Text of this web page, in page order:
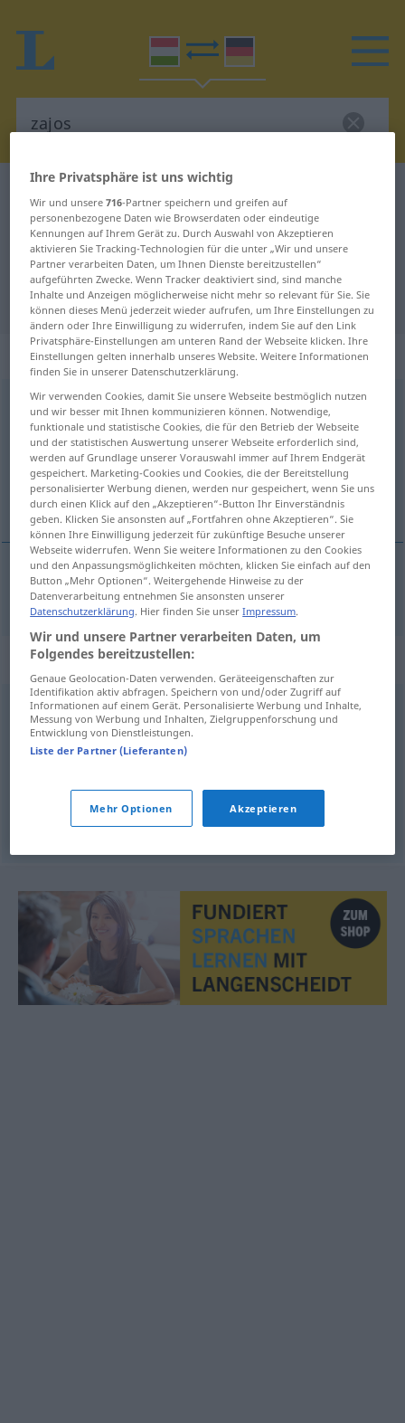
Ungarisch-Deutsch Übersetzung
für "zajos"
"zajos" Deutsch Übersetzung
„zajos“
zajos
Übersicht aller Übersetzungen
(Für mehr Details die Übersetzung anklicken/antippen)
lärmend, geräuschvoll
lärmend,geräuschvoll zajos
Synonyme für "zajos"
lármás,hangos
szorgalmas,tevékeny,virgonc
Ihre Privatsphäre ist uns wichtig
Wir und unsere716-Partner speichern und greifen auf
personenbezogene Daten wie Browserdaten oder eindeutige
Kennungen auf Ihrem Gerät zu. Durch Auswahl von Akzeptieren
aktivieren Sie Tracking-Technologien für die unter „Wir und unsere
Partner verarbeiten Daten, um Ihnen Dienste bereitzustellen“
aufgeführten Zwecke. Wenn Tracker deaktiviert sind, sind manche
Inhalte und Anzeigen möglicherweise nicht mehr so relevant für Sie. Sie
können dieses Menü jederzeit wieder aufrufen, um Ihre Einstellungen zu
ändern oder Ihre Einwilligung zu widerrufen, indem Sie auf den Link
Privatsphäre-Einstellungen am unteren Rand der Webseite klicken. Ihre
Einstellungen gelten innerhalb unseres Website. Weitere Informationen
finden Sie in unserer Datenschutzerklärung.
Wir verwenden Cookies, damit Sie unsere Webseite bestmöglich nutzen
und wir besser mit Ihnen kommunizieren können. Notwendige,
funktionale und statistische Cookies, die für den Betrieb der Webseite
und der statistischen Auswertung unserer Webseite erforderlich sind,
werden auf Grundlage unserer Vorauswahl immer auf Ihrem Endgerät
gespeichert. Marketing-Cookies und Cookies, die der Bereitstellung
personalisierter Werbung dienen, werden nur gespeichert, wenn Sie uns
durch einen Klick auf den „Akzeptieren“-Button Ihr Einverständnis
geben. Klicken Sie ansonsten auf „Fortfahren ohne Akzeptieren“. Sie
können Ihre Einwilligung jederzeit für zukünftige Besuche unserer
Webseite widerrufen. Wenn Sie weitere Informationen zu den Cookies
und den Anpassungsmöglichkeiten möchten, klicken Sie einfach auf den
Button „Mehr Optionen“. Weitergehende Hinweise zu der
Datenverarbeitung entnehmen Sie ansonsten unserer
Datenschutzerklärung. Hier finden Sie unserImpressum.
Wir und unsere Partner verarbeiten Daten, um
Folgendes bereitzustellen:
Genaue Geolocation-Daten verwenden. Geräteeigenschaften zur
Identifikation aktiv abfragen. Speichern von und/oder Zugriff auf
Informationen auf einem Gerät. Personalisierte Werbung und Inhalte,
Messung von Werbung und Inhalten, Zielgruppenforschung und
Entwicklung von Dienstleistungen.
Liste der Partner (Lieferanten)
Mehr Optionen Akzeptieren